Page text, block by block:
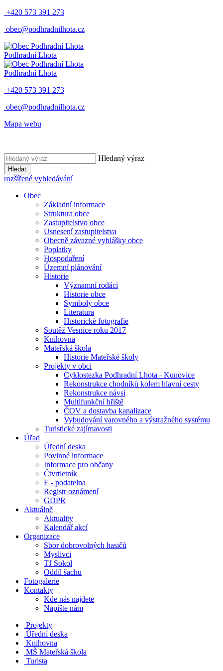
+420 573 391 273
obec@podhradnilhota.cz
Podhradní Lhota
Podhradní Lhota
+420 573 391 273
obec@podhradnilhota.cz
Mapa webu
Hledaný výraz
Hledat
rozšířené vyhledávání
Obec
Základní informace
Struktura obce
Zastupitelstvo obce
Usnesení zastupitelstva
Obecně závazné vyhlášky obce
Poplatky
Hospodaření
Územní plánování
Historie
Významní rodáci
Historie obce
Symboly obce
Literatura
Historické fotografie
Soutěž Vesnice roku 2017
Knihovna
Mateřská škola
Historie Mateřské školy
Projekty v obci
Cyklostezka Podhradní Lhota - Kunovice
Rekonstrukce chodníků kolem hlavní cesty
Rekonstrukce návsi
Multifunkční hřiště
ČOV a dostavba kanalizace
Vybudování varovného a výstražného systému
Turistické zajímavosti
Úřad
Úřední deska
Povinné informace
Informace pro občany
Čtvrtletník
E - podatelna
Registr oznámení
GDPR
Aktuálně
Aktuality
Kalendář akcí
Organizace
Sbor dobrovolných hasičů
Myslivci
TJ Sokol
Oddíl šachu
Fotogalerie
Kontakty
Kde nás najdete
Napište nám
Projekty
Úřední deska
Knihovna
MŠ Mateřská škola
Turista